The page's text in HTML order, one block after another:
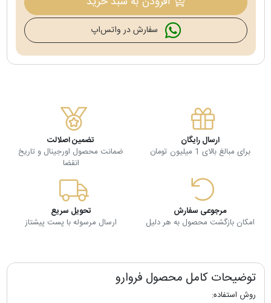
سفارش در واتس‌اپ
ارسال رایگان
برای مبالغ بالای 1 میلیون تومان
تضمین اصلالت
ضمانت محصول اورجینال و تاریخ
انقضا
مرجوعی سفارش
امکان بازگشت محصول به هر دلیل
تحویل سریع
ارسال مرسوله با پست پیشتاز
توضیحات کامل محصول فروارو
روش استفاده: